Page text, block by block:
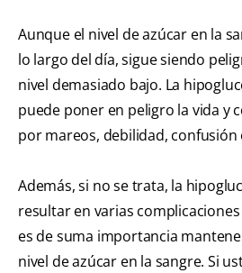
Aunque el nivel de azúcar en la
lo largo del día, sigue siendo
nivel demasiado bajo. La
puede poner en peligro la vida y
por mareos, debilidad,
Además, si no se trata, la
resultar en varias
es de suma importancia
nivel de azúcar en la sangre. Si